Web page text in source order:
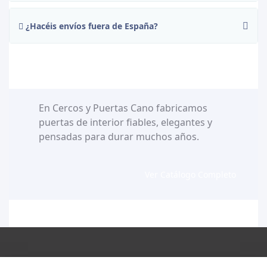
¿Hacéis envíos fuera de España?
En Cercos y Puertas Cano fabricamos
puertas de interior fiables, elegantes y
pensadas para durar muchos años.